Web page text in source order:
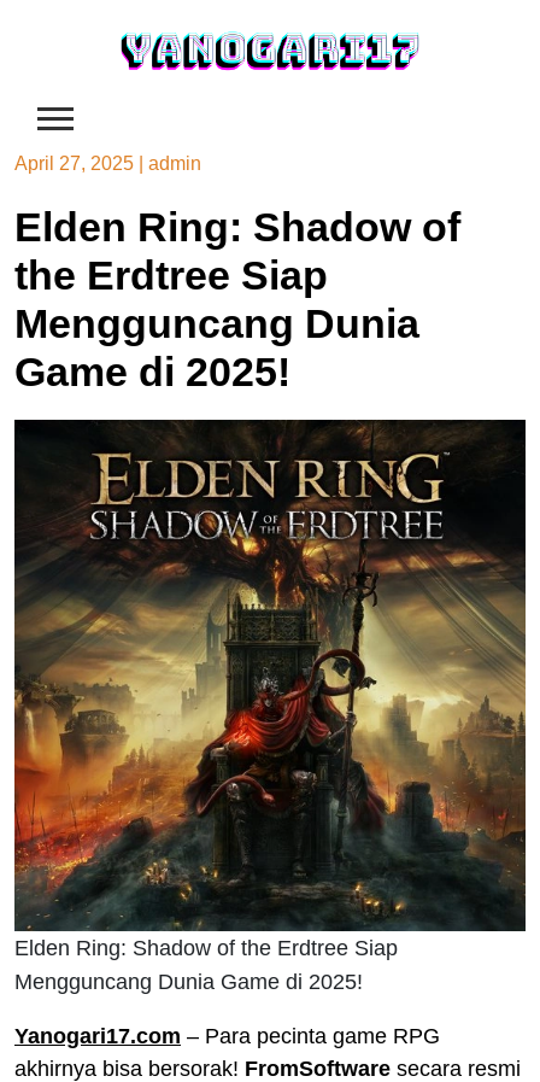
April 27, 2025 admin
Elden Ring: Shadow of
the Erdtree Siap
Mengguncang Dunia
Game di 2025!
Elden Ring: Shadow of the Erdtree Siap
Mengguncang Dunia Game di 2025!
Yanogari17.com – Para pecinta game RPG
akhirnya bisa bersorak! FromSoftware secara resmi